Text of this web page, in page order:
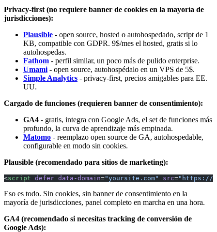
Privacy-first (no requiere banner de cookies en la mayoría de
jurisdicciones):
Plausible - open source, hosted o autohospedado, script de 1
KB, compatible con GDPR. 9$/mes el hosted, gratis si lo
autohospedas.
Fathom - perfil similar, un poco más de pulido enterprise.
Umami - open source, autohospédalo en un VPS de 5$.
Simple Analytics - privacy-first, precios amigables para EE.
UU.
Cargado de funciones (requieren banner de consentimiento):
GA4 - gratis, integra con Google Ads, el set de funciones más
profundo, la curva de aprendizaje más empinada.
Matomo - reemplazo open source de GA, autohospedable,
configurable en modo sin cookies.
Plausible (recomendado para sitios de marketing):
<script defer data-domain="yoursite.com" src="https://
Eso es todo. Sin cookies, sin banner de consentimiento en la
mayoría de jurisdicciones, panel completo en marcha en una hora.
GA4 (recomendado si necesitas tracking de conversión de
Google Ads):